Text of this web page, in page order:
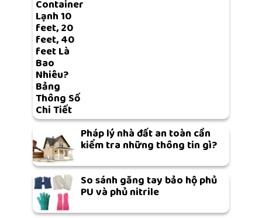
Container
Lạnh 10
feet, 20
feet, 40
feet Là
Bao
Nhiêu?
Bảng
Thông Số
Chi Tiết
Pháp lý nhà đất an toàn cần
kiểm tra những thông tin gì?
So sánh găng tay bảo hộ phủ
PU và phủ nitrile